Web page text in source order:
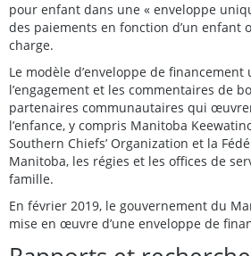
pour enfant dans une « enveloppe
des paiements en fonction d’un enfant
charge.
Le modèle d’enveloppe de financement
l’engagement et les commentaires de
partenaires communautaires qui
l’enfance, y compris Manitoba
Southern Chiefs’ Organization et la
Manitoba, les régies et les offices de
famille.
En février 2019, le gouvernement du
mise en œuvre d’une enveloppe de